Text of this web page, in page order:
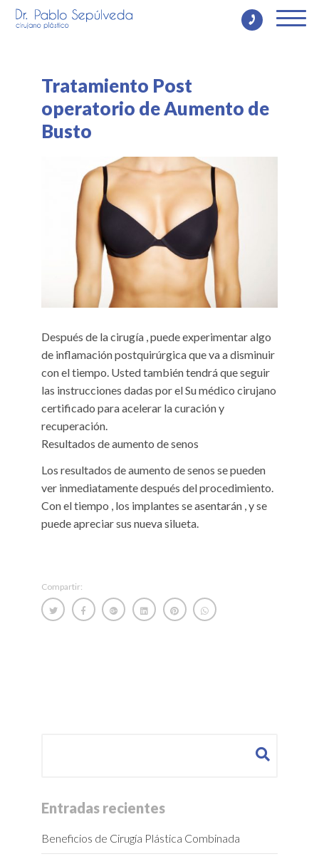
Tratamiento Post
operatorio de Aumento de
Busto
Después de la cirugía , puede experimentar algo
de inflamación postquirúrgica que va a disminuir
con el tiempo. Usted también tendrá que seguir
las instrucciones dadas por el Su médico cirujano
certificado para acelerar la curación y
recuperación.
Resultados de aumento de senos
Los resultados de aumento de senos se pueden
ver inmediatamente después del procedimiento.
Con el tiempo , los implantes se asentarán , y se
puede apreciar sus nueva silueta.
Compartir:
Entradas recientes
Beneficios de Cirugía Plástica Combinada